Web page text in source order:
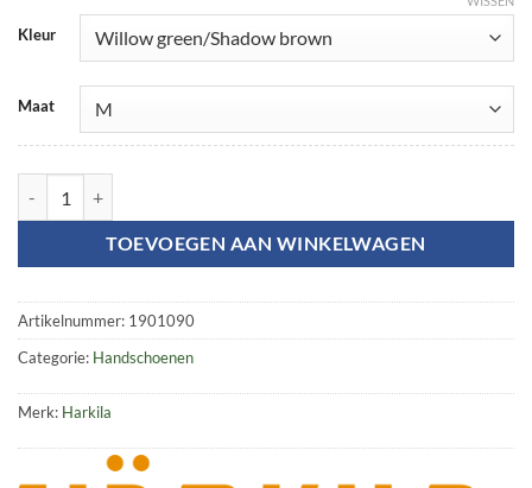
Kleur
Maat
TOEVOEGEN AAN WINKELWAGEN
Artikelnummer: 1901090
Categorie: Handschoenen
Merk: Harkila